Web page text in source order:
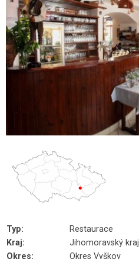
Typ:
Restaurace
Kraj:
Jihomoravský kraj
Okres:
Okres Vyškov